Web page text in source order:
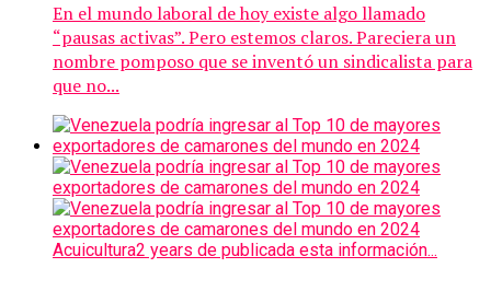
En el mundo laboral de hoy existe algo llamado
“pausas activas”. Pero estemos claros. Pareciera un
nombre pomposo que se inventó un sindicalista para
que no...
Acuicultura2 years de publicada esta información...